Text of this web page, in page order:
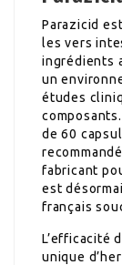
Parazicid
les vers
ingrédients
un
études
de 60
fabricant
est
français
L’efficacité
unique